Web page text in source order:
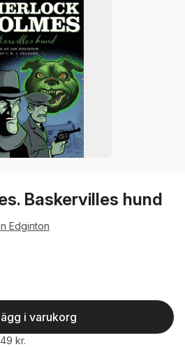
Baskervilles hund
Edginton
röster:
i varukorg
kr.